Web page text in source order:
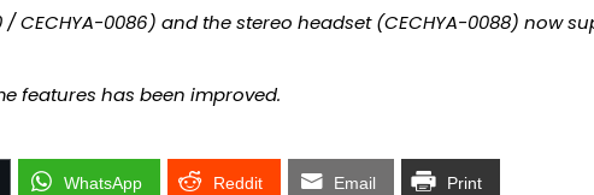
/ CECHYA-0086) and the stereo headset (CECHYA-0088) now
features has been improved.
WhatsApp Reddit Email Print